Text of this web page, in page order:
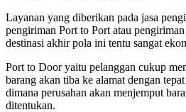
Layanan yang diberikan pada jasa
pengiriman Port to Port atau
destinasi akhir pola ini tentu sangat
Port to Door yaitu pelanggan cukup
barang akan tiba ke alamat dengan
dimana perusahan akan menjemput
ditentukan.